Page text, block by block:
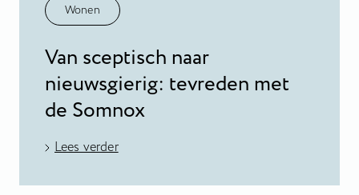
Wonen
Van sceptisch naar
nieuwsgierig: tevreden met
de Somnox
Lees verder